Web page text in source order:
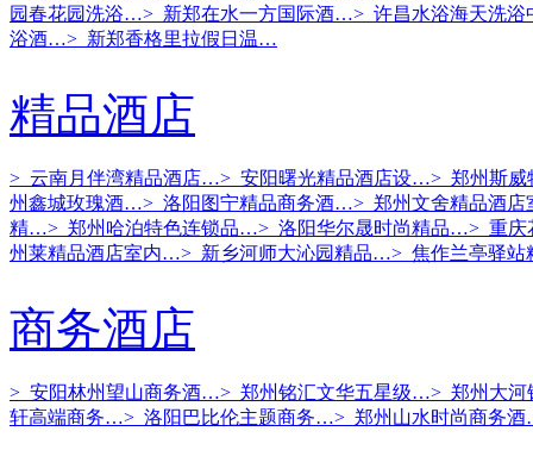
园春花园洗浴…> 新郑在水一方国际酒…> 许昌水浴海天洗
浴酒…> 新郑香格里拉假日温…
精品酒店
> 云南月伴湾精品酒店…> 安阳曙光精品酒店设…> 郑州斯
州鑫城玫瑰酒…> 洛阳图宁精品商务酒…> 郑州文舍精品酒
精…> 郑州哈泊特色连锁品…> 洛阳华尔晟时尚精品…> 重庆
州莱精品酒店室内…> 新乡河师大沁园精品…> 焦作兰亭驿
商务酒店
> 安阳林州望山商务酒…> 郑州铭汇文华五星级…> 郑州大
轩高端商务…> 洛阳巴比伦主题商务…> 郑州山水时尚商务